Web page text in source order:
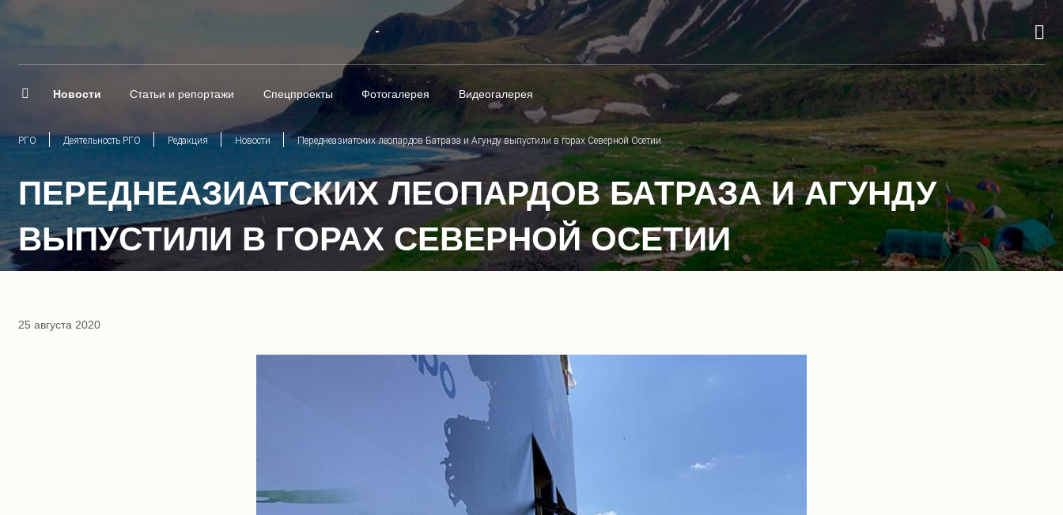
Новости Статьи и репортажи Спецпроекты Фотогалерея Видеогалерея
РГО Деятельность РГО Редакция Новости Переднеазиатских леопардов Батраза и Агунду выпустили в горах Северной Осетии
ПЕРЕДНЕАЗИАТСКИХ ЛЕОПАРДОВ БАТРАЗА И АГУНДУ
ВЫПУСТИЛИ В ГОРАХ СЕВЕРНОЙ ОСЕТИИ
25 августа 2020